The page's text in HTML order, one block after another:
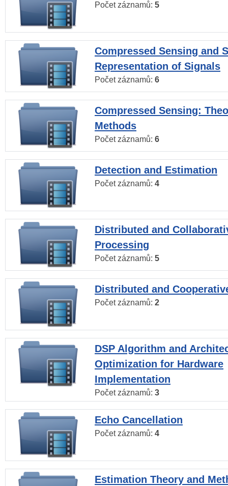
Počet záznamů: 5
Compressed Sensing and
Representation of Signals
Počet záznamů: 6
Compressed Sensing:
Methods
Počet záznamů: 6
Detection and Estimation
Počet záznamů: 4
Distributed and
Processing
Počet záznamů: 5
Distributed and
Počet záznamů: 2
DSP Algorithm and
Optimization for Hardware
Implementation
Počet záznamů: 3
Echo Cancellation
Počet záznamů: 4
Estimation Theory and